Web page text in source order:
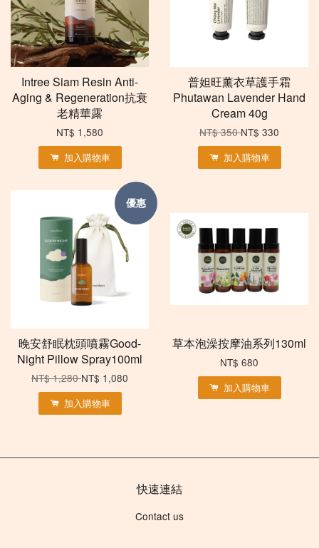
Intree Siam Resin Anti-
Aging & Regeneration抗衰
老精華露
NT$ 1,580
加入購物車
普妲旺薰衣草護手霜
Phutawan Lavender Hand
Cream 40g
NT$ 350NT$ 330
加入購物車
優惠
晚安舒眠枕頭噴霧Good-
Night Pillow Spray100ml
NT$ 1,280NT$ 1,080
加入購物車
草本泡澡按摩油系列130ml
NT$ 680
加入購物車
快速連結
Contact us